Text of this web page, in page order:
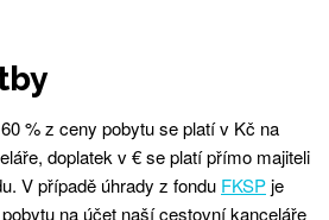
% z ceny pobytu se platí v Kč na
doplatek v € se platí přímo majiteli
V případě úhrady z fondu FKSPje
na účet naší cestovní kanceláře